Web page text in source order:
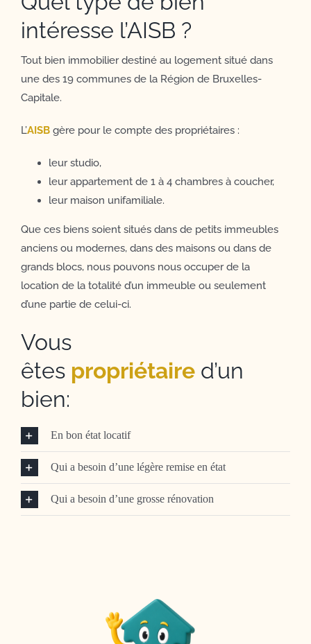
intéresse l’AISB ?
Tout bien immobilier destiné au logement situé dans
une des 19 communes de la Région de Bruxelles-
Capitale.
L’AISBgère pour le compte des propriétaires :
leur studio,
leur appartement de 1 à 4 chambres à coucher,
leur maison unifamiliale.
Que ces biens soient situés dans de petits immeubles
anciens ou modernes, dans des maisons ou dans de
grands blocs, nous pouvons nous occuper de la
location de la totalité d’un immeuble ou seulement
d’une partie de celui-ci.
Vous
êtes propriétaired’un
bien:
En bon état locatif
Qui a besoin d’une légère remise en état
Qui a besoin d’une grosse rénovation